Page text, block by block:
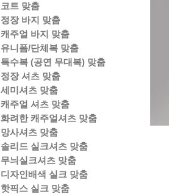
코트 맞춤
정장 바지 맞춤
캐주얼 바지 맞춤
유니폼/단체복 맞춤
특수복 (공연 무대복) 맞춤
정장 셔츠 맞춤
세미셔츠 맞춤
캐주얼 셔츠 맞춤
화려한 캐주얼셔츠 맞춤
망사셔츠 맞춤
솔리드 실크셔츠 맞춤
무늬실크셔츠 맞춤
디자인배색 실크 맞춤
핫픽스 실크 맞춤